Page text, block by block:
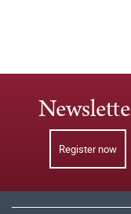
Register now